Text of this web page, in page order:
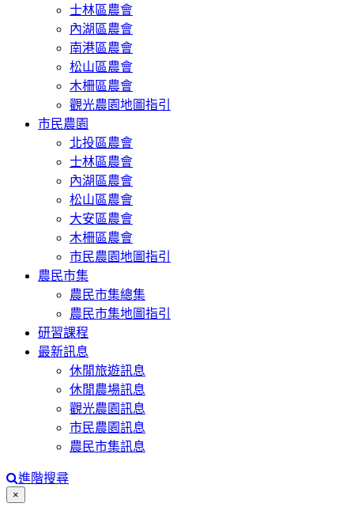
士林區農會
內湖區農會
南港區農會
松山區農會
木柵區農會
觀光農園地圖指引
市民農園
北投區農會
士林區農會
內湖區農會
松山區農會
大安區農會
木柵區農會
市民農園地圖指引
農民市集
農民市集總集
農民市集地圖指引
研習課程
最新訊息
休閒旅遊訊息
休閒農場訊息
觀光農園訊息
市民農園訊息
農民市集訊息
進階搜尋
×